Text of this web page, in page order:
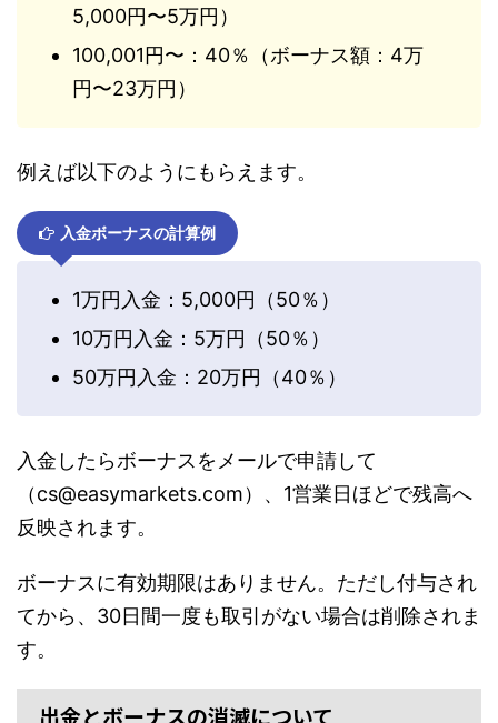
5,000円〜5万円）
100,001円〜：40％（ボーナス額：4万
円〜23万円）
例えば以下のようにもらえます。
入金ボーナスの計算例
1万円入金：5,000円（50％）
10万円入金：5万円（50％）
50万円入金：20万円（40％）
入金したらボーナスをメールで申請して
（cs@easymarkets.com）、1営業日ほどで残高へ
反映されます。
ボーナスに有効期限はありません。ただし付与され
てから、30日間一度も取引がない場合は削除されま
す。
出金とボーナスの消滅について